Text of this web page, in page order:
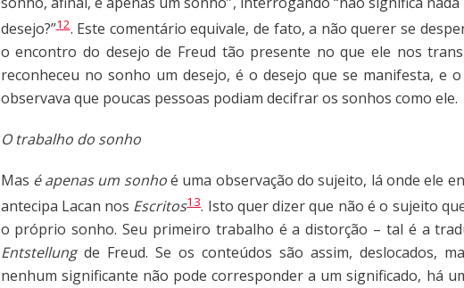
desejo?”12. Este comentário equivale, de fato, a não querer se
o encontro do desejo de Freud tão presente no que ele nos
reconheceu no sonho um desejo, é o desejo que se manifesta, e
observava que poucas pessoas podiam decifrar os sonhos como ele.
O trabalho do sonho
Mas é apenas um sonhoé uma observação do sujeito, lá onde ele
antecipa Lacan nos Escritos13. Isto quer dizer que não é o sujeito
o próprio sonho. Seu primeiro trabalho é a distorção – tal é a
Entstellungde Freud. Se os conteúdos são assim, deslocados,
nenhum significante não pode corresponder a um significado, há